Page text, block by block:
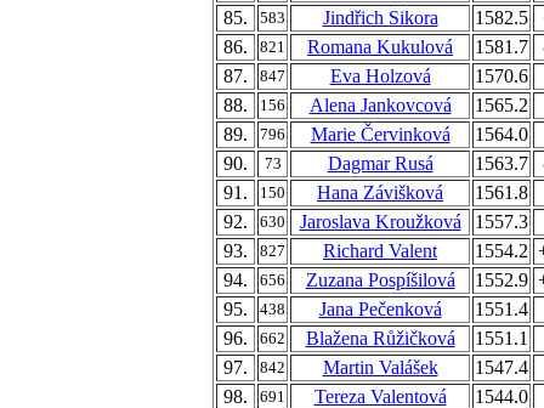
85.
583 Jindřich Sikora 1582.5
86.
821 Romana Kukulová 1581.7
87.
847 Eva Holzová
1570.6
88.
156 Alena Jankovcová
1565.2
89.
796 Marie Červinková
1564.0
90.
73 Dagmar Rusá 1563.7
91.
150 Hana Závišková
1561.8
92.
630 Jaroslava Kroužková
1557.3
93.
827 Richard Valent 1554.2
94.
656 Zuzana Pospíšilová 1552.9
95.
438 Jana Pečenková
1551.4
96.
662 Blažena Růžičková
1551.1
97.
842 Martin Valášek
1547.4
98.
691 Tereza Valentová
1544.0